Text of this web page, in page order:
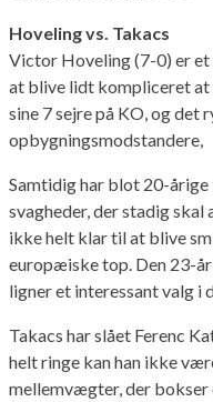
Hoveling vs. Takacs
Victor Hoveling (7-0) er
at blive lidt kompliceret at
sine 7 sejre på KO, og det
opbygningsmodstandere,
Samtidig har blot 20-
svagheder, der stadig skal
ikke helt klar til at blive
europæiske top. Den 23-
ligner et interessant valg i
Takacs har slået Ferenc
helt ringe kan han ikke
mellemvægter, der